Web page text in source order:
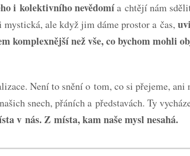
i kolektivního nevědomía chtějí nám
ale když jim dáme prostor a čas,
komplexnější než vše, co bychom mohli
Není to snění o tom, co si přejeme, ani
snech, přáních a představách. Ty
v nás. Z místa, kam naše mysl nesahá.